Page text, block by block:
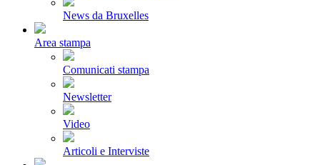
News da Bruxelles
Area stampa
Comunicati stampa
Newsletter
Video
Articoli e Interviste